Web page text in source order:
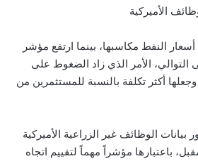
الأميركية
النفط مكاسبها، بينما ارتفع مؤشر
التوالي، الأمر الذي زاد الضغوط على
وجعلها أكثر تكلفة بالنسبة للمستثمرين من
الوظائف غير الزراعية الأميركية
باعتبارها مؤشراً مهماً لتقييم اتجاه